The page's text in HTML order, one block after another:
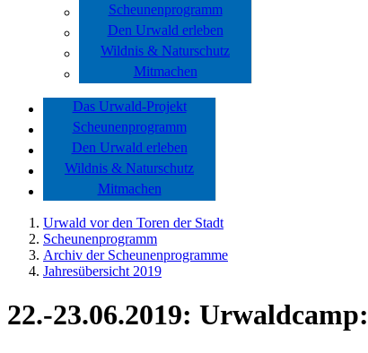
Scheunenprogramm
Den Urwald erleben
Wildnis & Naturschutz
Mitmachen
Das Urwald-Projekt
Scheunenprogramm
Den Urwald erleben
Wildnis & Naturschutz
Mitmachen
Urwald vor den Toren der Stadt
Scheunenprogramm
Archiv der Scheunenprogramme
Jahresübersicht 2019
22.-23.06.2019: